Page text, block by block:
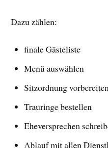
Dazu zählen:
finale Gästeliste
Menü auswählen
Sitzordnung
Trauringe bestellen
Eheversprechen
Ablauf mit allen